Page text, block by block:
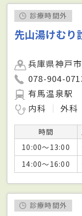
診療時間外
先山湯けむり
兵庫県神戸
078-904-
有馬温泉駅
内科
外科
時間
10:00～13:00
14:00～16:00
診療時間外